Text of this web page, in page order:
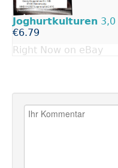
Joghurtkulturen
€6.79
Right Now on eBay